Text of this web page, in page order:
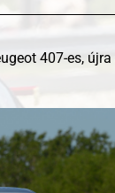
407-es,